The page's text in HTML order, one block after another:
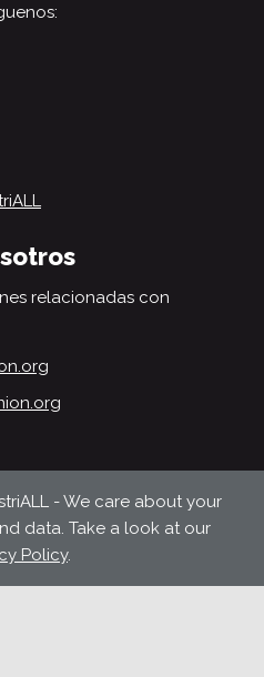
relacionadas con
- We care about your
data. Take a look at our
Policy.